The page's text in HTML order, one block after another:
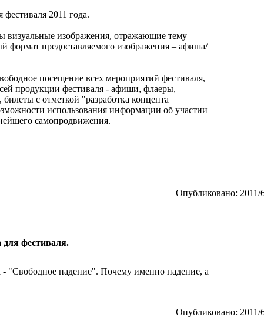
фестиваля 2011 года.
визуальные изображения, отражающие тему
формат предоставляемого изображения – афиша/
посещение всех мероприятий фестиваля,
продукции фестиваля - афиши, флаеры,
с отметкой "разработка концепта
использования информации об участии
самопродвижения.
Опубликовано: 2011/
фестиваля.
- "Свободное падение". Почему именно падение, а
Опубликовано: 2011/